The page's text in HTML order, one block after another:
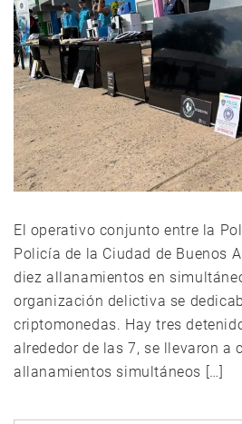
El operativo conjunto entre la
Policía de la Ciudad de Buenos
diez allanamientos en
organización delictiva se
criptomonedas. Hay tres
alrededor de las 7, se llevaron a
allanamientos simultáneos […]